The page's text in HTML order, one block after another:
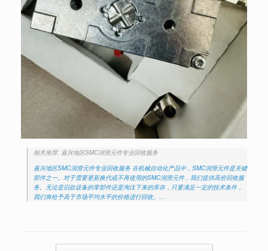
相关推荐: 嘉兴地区SMC润滑元件专业回收服务
嘉兴地区SMC润滑元件专业回收服务 在机械自动化产品中，SMC润滑元件是关键
部件之一。对于需要更新换代或不再使用的SMC润滑元件，我们提供高价回收服
务。无论是旧款设备的零部件还是淘汰下来的库存，只要满足一定的技术条件，
我们将给予高于市场平均水平的价格进行回收。…